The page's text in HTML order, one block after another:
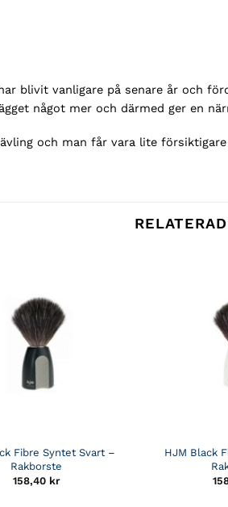
blivit vanligare på senare år och
något mer och därmed ger en
och man får vara lite
Fibre Syntet Svart –
Rakborste
158,40 kr
HJM Black